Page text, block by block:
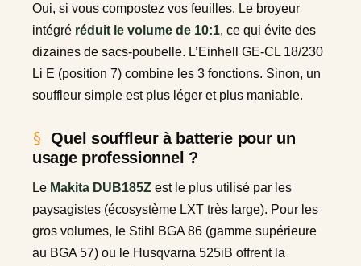
Oui, si vous compostez vos feuilles. Le broyeur
intégré réduit le volume de 10:1, ce qui évite des
dizaines de sacs-poubelle. L’Einhell GE-CL 18/230
Li E (position 7) combine les 3 fonctions. Sinon, un
souffleur simple est plus léger et plus maniable.
Quel souffleur à batterie pour un
usage professionnel ?
Le Makita DUB185Z est le plus utilisé par les
paysagistes (écosystème LXT très large). Pour les
gros volumes, le Stihl BGA 86 (gamme supérieure
au BGA 57) ou le Husqvarna 525iB offrent la